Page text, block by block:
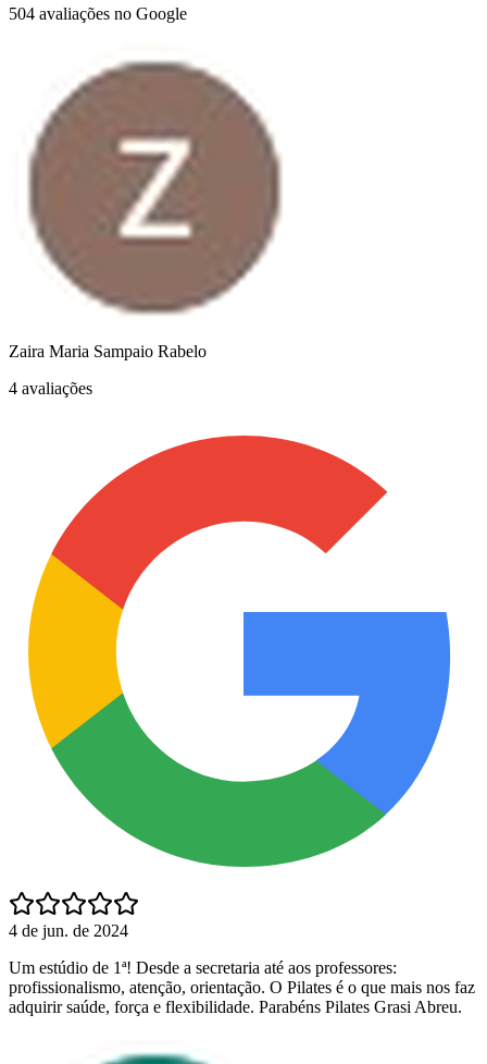
504 avaliações no Google
Zaira Maria Sampaio Rabelo
4 avaliações
4 de jun. de 2024
Um estúdio de 1ª! Desde a secretaria até aos professores:
profissionalismo, atenção, orientação. O Pilates é o que mais nos faz
adquirir saúde, força e flexibilidade. Parabéns Pilates Grasi Abreu.